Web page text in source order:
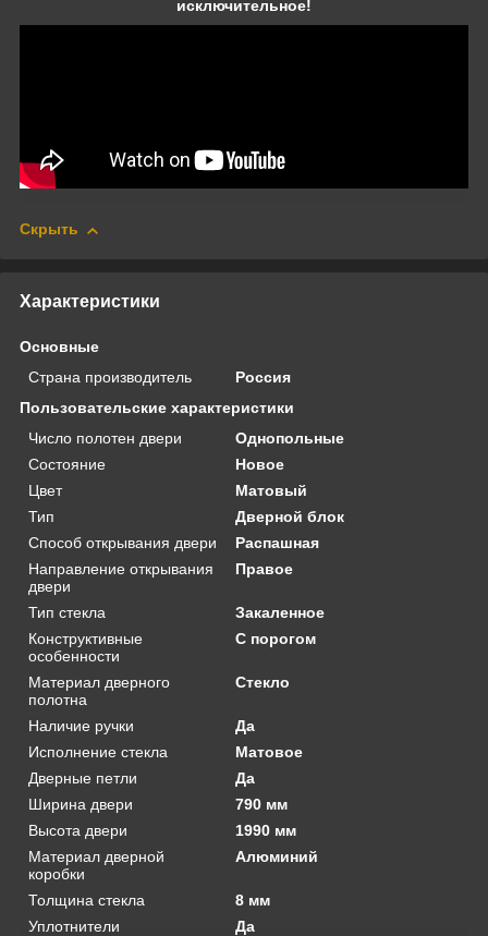
исключительное!
Скрыть
Характеристики
Основные
Страна производитель
Россия
Пользовательские характеристики
Число полотен двери
Однопольные
Состояние
Новое
Цвет
Матовый
Тип
Дверной блок
Способ открывания двери
Распашная
Направление открывания
двери
Правое
Тип стекла
Закаленное
Конструктивные
особенности
С порогом
Материал дверного
полотна
Стекло
Наличие ручки
Да
Исполнение стекла
Матовое
Дверные петли
Да
Ширина двери
790 мм
Высота двери
1990 мм
Материал дверной
коробки
Алюминий
Толщина стекла
8 мм
Уплотнители
Да